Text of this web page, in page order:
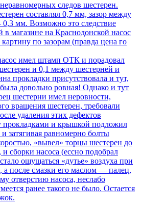
следов шестерен.
составлял 0,7 мм, зазор между
мм. Возможно это следствие
в магазине на Краснодонской насос
по зазорам (правда цена го
имел штамп ОТК и порадовал
и 0,1 между шестерней и
прокладки присутствовала и тут,
была довольно ровная! Однако и тут
шестерни имел неровности,
вращения шестерен, требовали
удаления этих дефектов
и крышкой подложил
затягивая равномерно болты
«вывел» торцы шестерен до
сборки насоса (ессно подобрал
ощущаться «дутье» воздуха при
а после смазки его маслом — палец,
отверстию насоса, неслабо
ранее такого не было. Остается